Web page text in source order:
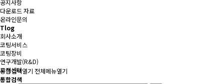
공지사항
다운로드 자료
온라인문의
Tlog
회사소개
코팅서비스
코팅장비
연구개발(R&D)
고객센터
통합검색열기 전체메뉴열기
통합검색